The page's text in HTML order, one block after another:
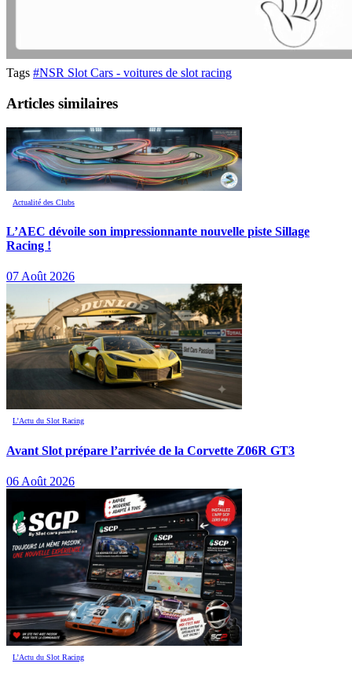
Tags #NSR Slot Cars - voitures de slot racing
Articles similaires
Actualité des Clubs
L’AEC dévoile son impressionnante nouvelle piste Sillage
Racing !
07 Août 2026
L’Actu du Slot Racing
Avant Slot prépare l’arrivée de la Corvette Z06R GT3
06 Août 2026
L’Actu du Slot Racing